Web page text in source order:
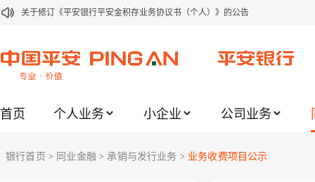
关于修订《平安银行平安金积存业务协议书（个人）》的公告
关于2021年劳动节期间代理贵金属业务风险提示的通知
关于加强代理贵金属业务风险防范的提示
关于进一步加强代理贵金属业务风险防范的提示
首页 个人业务 小企业 公司业务
银行首页 > 同业金融 > 承销与发行业务 > 业务收费项目公示